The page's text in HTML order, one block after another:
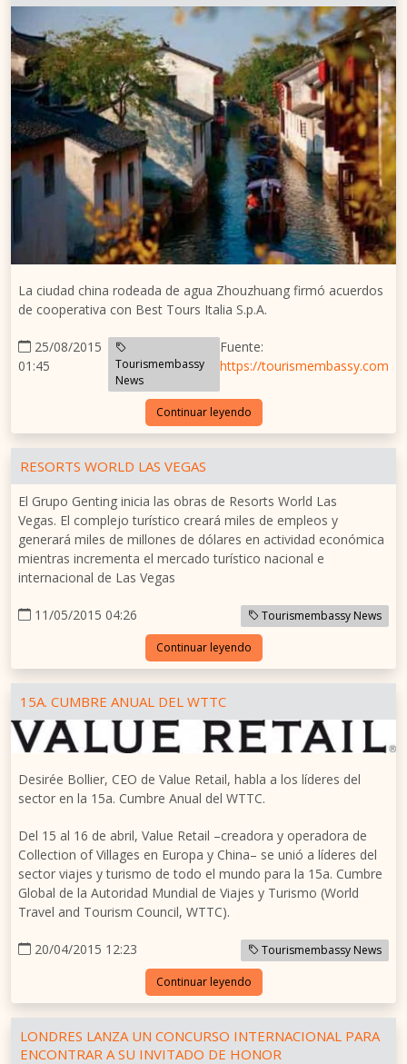
La ciudad china rodeada de agua Zhouzhuang firmó acuerdos
de cooperativa con Best Tours Italia S.p.A.
25/08/2015
01:45
Tourismembassy
News
Fuente:
https://tourismembassy.com
Continuar leyendo
RESORTS WORLD LAS VEGAS
El Grupo Genting inicia las obras de Resorts World Las
Vegas. El complejo turístico creará miles de empleos y
generará miles de millones de dólares en actividad económica
mientras incrementa el mercado turístico nacional e
internacional de Las Vegas
11/05/2015 04:26 Tourismembassy News
Continuar leyendo
15A. CUMBRE ANUAL DEL WTTC
Desirée Bollier, CEO de Value Retail, habla a los líderes del
sector en la 15a. Cumbre Anual del WTTC.
Del 15 al 16 de abril, Value Retail –creadora y operadora de
Collection of Villages en Europa y China– se unió a líderes del
sector viajes y turismo de todo el mundo para la 15a. Cumbre
Global de la Autoridad Mundial de Viajes y Turismo (World
Travel and Tourism Council, WTTC).
20/04/2015 12:23 Tourismembassy News
Continuar leyendo
LONDRES LANZA UN CONCURSO INTERNACIONAL PARA
ENCONTRAR A SU INVITADO DE HONOR